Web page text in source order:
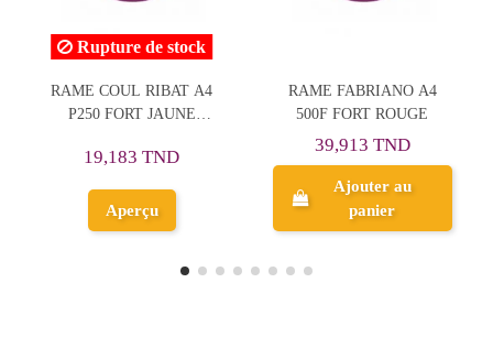
A4
RAME FABRIANO A4
500F FORT ROUGE
Ajouter au
Papier A4 RIBAT
fort assorti
33,891 TND
Ajouter au